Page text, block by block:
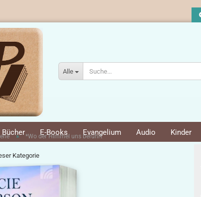
Alle
Bücher E-Books Evangelium Audio Kinder
» *Wo der Himmel uns berührt
Kategorie